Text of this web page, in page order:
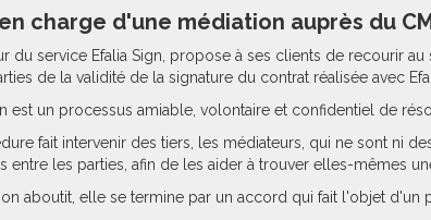
charge d'une médiation auprès du
du service Efalia Sign, propose à ses clients de recourir
de la validité de la signature du contrat réalisée avec
est un processus amiable, volontaire et confidentiel de
fait intervenir des tiers, les médiateurs, qui ne sont ni
entre les parties, afin de les aider à trouver elles-mêmes
aboutit, elle se termine par un accord qui fait l'objet